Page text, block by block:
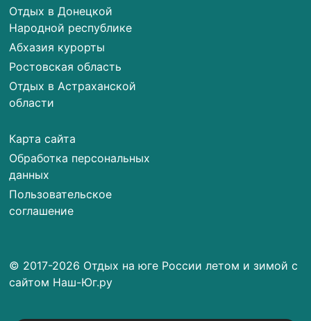
Отдых в Донецкой
Народной республике
Абхазия курорты
Ростовская область
Отдых в Астраханской
области
Карта сайта
Обработка персональных
данных
Пользовательское
соглашение
© 2017-2026 Отдых на юге России летом и зимой с
сайтом Наш-Юг.ру